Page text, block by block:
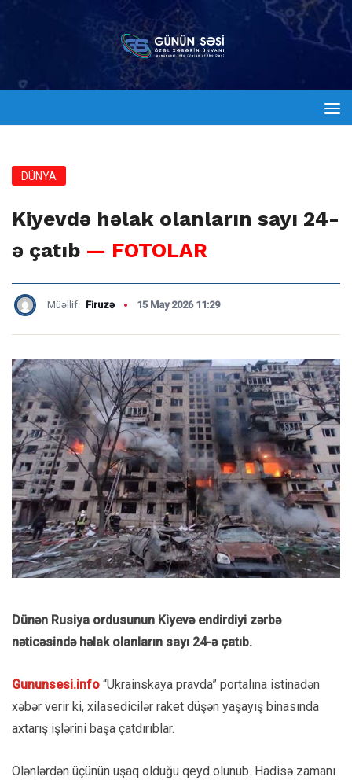
DÜNYA
Kiyevdə həlak olanların sayı 24-
ə çatıb — FOTOLAR
Müəllif: Firuzə 15 May 2026 11:29
Dünən Rusiya ordusunun Kiyevə endirdiyi zərbə
nəticəsində həlak olanların sayı 24-ə çatıb.
Gununsesi.info “Ukrainskaya pravda” portalına istinadən
xəbər verir ki, xilasedicilər raket düşən yaşayış binasında
axtarış işlərini başa çatdırıblar.
Ölənlərdən üçünün uşaq olduğu qeyd olunub. Hadisə zamanı